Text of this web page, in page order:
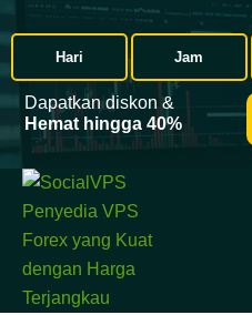
Hari Jam
Dapatkan diskon &
Hemat hingga 40%